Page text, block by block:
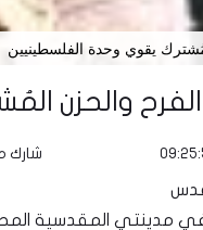
يقوي وحدة الفلسطينيين
الفرح والحزن
شارك
في مدينتي المقدسية